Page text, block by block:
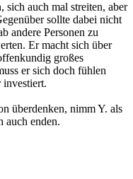
auch mal streiten, aber
sollte dabei nicht
andere Personen zu
Er macht sich über
großes
er sich doch fühlen
überdenken, nimm Y. als
auch enden.